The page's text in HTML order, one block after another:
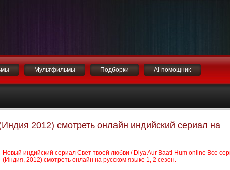
Мультфильмы Подборки AI-помощник
2012) смотреть онлайн индийский сериал на
Новый индийский сериал Свет твоей любви / Diya Aur Baati Hum online Все
(Индия, 2012) смотреть онлайн на русском языке 1, 2 сезон.